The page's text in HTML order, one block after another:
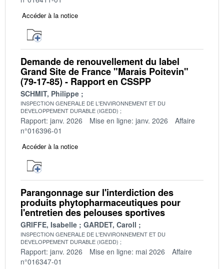
Accéder à la notice
Demande de renouvellement du label
Grand Site de France "Marais Poitevin"
(79-17-85) - Rapport en CSSPP
SCHMIT, Philippe
INSPECTION GENERALE DE L'ENVIRONNEMENT ET DU
DEVELOPPEMENT DURABLE (IGEDD)
Rapport: janv. 2026 Mise en ligne: janv. 2026
Affaire
n°016396-01
Accéder à la notice
Parangonnage sur l'interdiction des
produits phytopharmaceutiques pour
l'entretien des pelouses sportives
GRIFFE, Isabelle GARDET, Caroll
INSPECTION GENERALE DE L'ENVIRONNEMENT ET DU
DEVELOPPEMENT DURABLE (IGEDD)
Rapport: janv. 2026 Mise en ligne: mai 2026
Affaire
n°016347-01